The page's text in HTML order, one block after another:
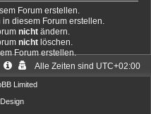
Forum erstellen.
diesem Forum erstellen.
nicht ändern.
nicht löschen.
Forum erstellen.
Alle Zeiten sind UTC+02:00
Limited